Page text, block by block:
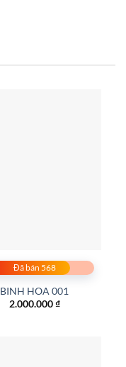
Đã bán 568
BINH HOA 001
2.000.000₫